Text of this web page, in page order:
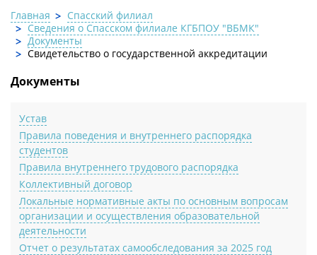
Главная
Спасский филиал
Сведения о Спасском филиале КГБПОУ "ВБМК"
Документы
Cвидетельство о государственной аккредитации
Документы
Устав
Правила поведения и внутреннего распорядка
студентов
Правила внутреннего трудового распорядка
Коллективный договор
Локальные нормативные акты по основным вопросам
организации и осуществления образовательной
деятельности
Отчет о результатах самообследования за 2025 год